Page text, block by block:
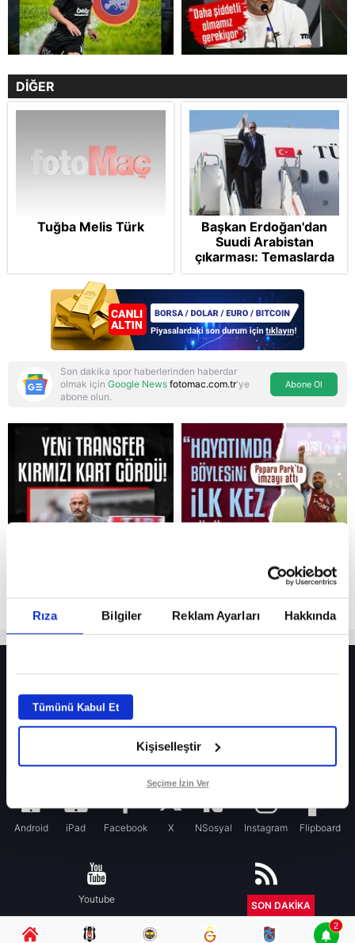
Rıza Bilgiler Reklam Ayarları Hakkında
Tümünü Kabul Et
Kişiselleştir
Seçime İzin Ver
Reddet
DİĞER
Tuğba Melis Türk
Başkan Erdoğan'dan
Suudi Arabistan
çıkarması: Temaslarda
bulunacak
Son dakika spor haberlerinden haberdar
olmak için Google News fotomac.com.tr'ye
abone olun.
Abone Ol
Fenerbahçe’de sürpriz ayrılık ihtimali! Devre arasında gelmişti
Fenerbahçe’nin yeni transferi Mason Greenwood için olay sözler!
Galatasaray’da rota yeniden Thiago Almada!
Android iPad Facebook X NSosyal Instagram Flipboard
Youtube RSS
SON DAKİKA
2